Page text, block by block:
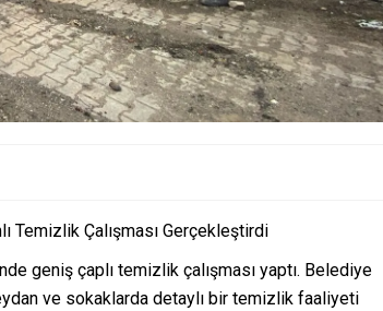
Temizlik Çalışması Gerçekleştirdi
geniş çaplı temizlik çalışması yaptı. Belediye
ve sokaklarda detaylı bir temizlik faaliyeti